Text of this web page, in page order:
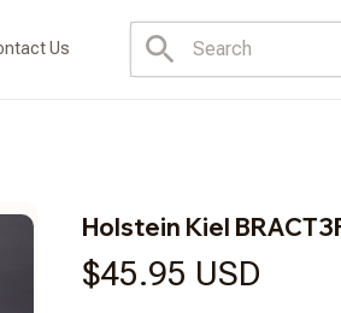
Us
Holstein Kiel
$45.95 USD